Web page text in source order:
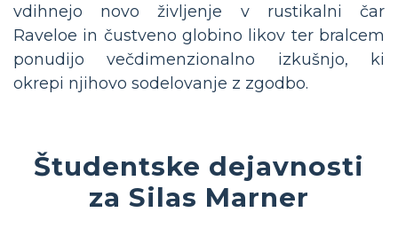
vdihnejo novo življenje v rustikalni čar
Raveloe in čustveno globino likov ter bralcem
ponudijo večdimenzionalno izkušnjo, ki
okrepi njihovo sodelovanje z zgodbo.
Študentske dejavnosti
za Silas Marner